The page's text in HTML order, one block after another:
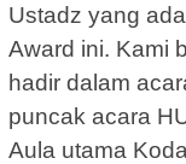
Ustadz yang
Award ini. Kami
hadir dalam
puncak acara
Aula utama